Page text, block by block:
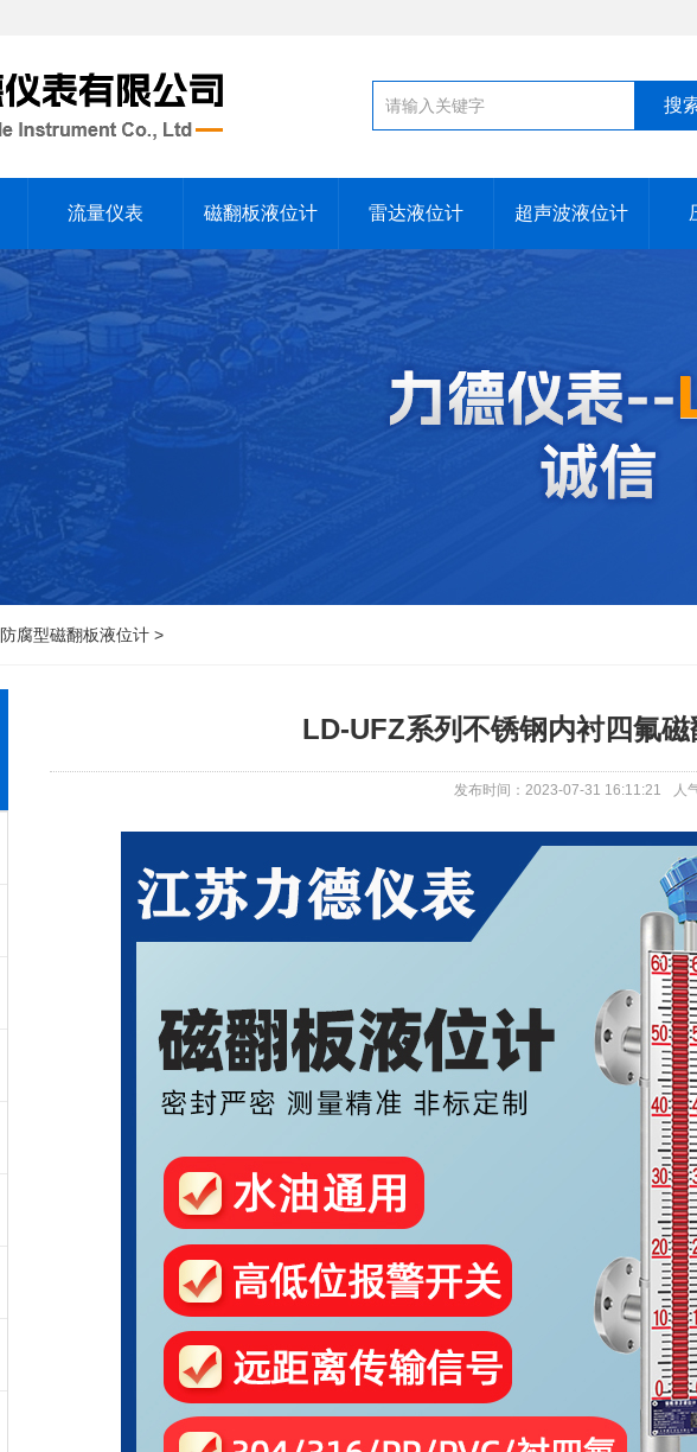
流量仪表 磁翻板液位计 雷达液位计 超声波液位计
防腐型磁翻板液位计 >
LD-UFZ系列不锈钢内衬四氟
发布时间：2023-07-31 16:11:21 人